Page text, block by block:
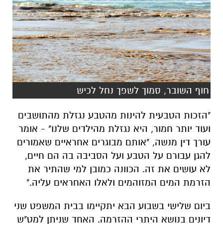
חוף השובר, סמוך לשפך נחל לכיש
"הזכות הטבעית להינות מהטבע נגזלת מהתושבים
ועוד יותר חמור, היא נגזלת מהילדים שלנו" - אומר
עורך דין מנשה, "אותם מבוגרים אחראיים שאמורים
להגן עבורם על הטבע ועל הסביבה בה הם חיים,
לא עושים את זה. הכוונה כמובן למי שהתיר את
הזרמת המים המזוהמים ולאלו האחראים עליה."
ביום שלישי בשבוע הבא יתקיימו בבית המשפט שני
דיונים בנושא היתרי ההזרמה. האחד שניתן למט"ש